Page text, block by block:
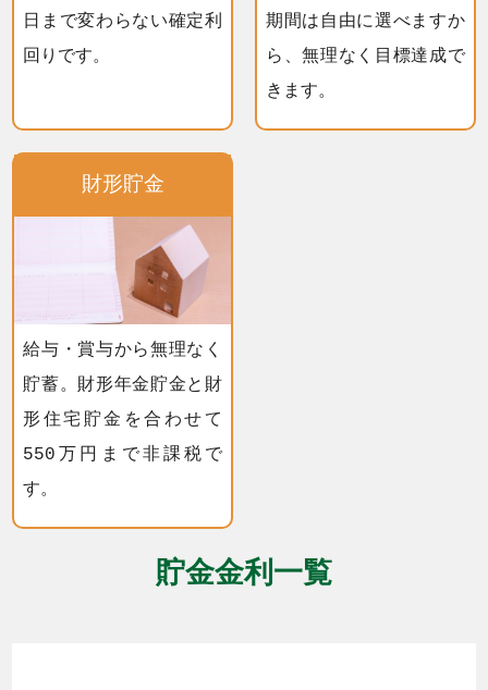
日まで変わらない確定利
回りです。
期間は自由に選べますか
ら、無理なく目標達成で
きます。
財形貯金
給与・賞与から無理なく
貯蓄。財形年金貯金と財
形住宅貯金を合わせて
550万円まで非課税で
す。
貯金金利一覧